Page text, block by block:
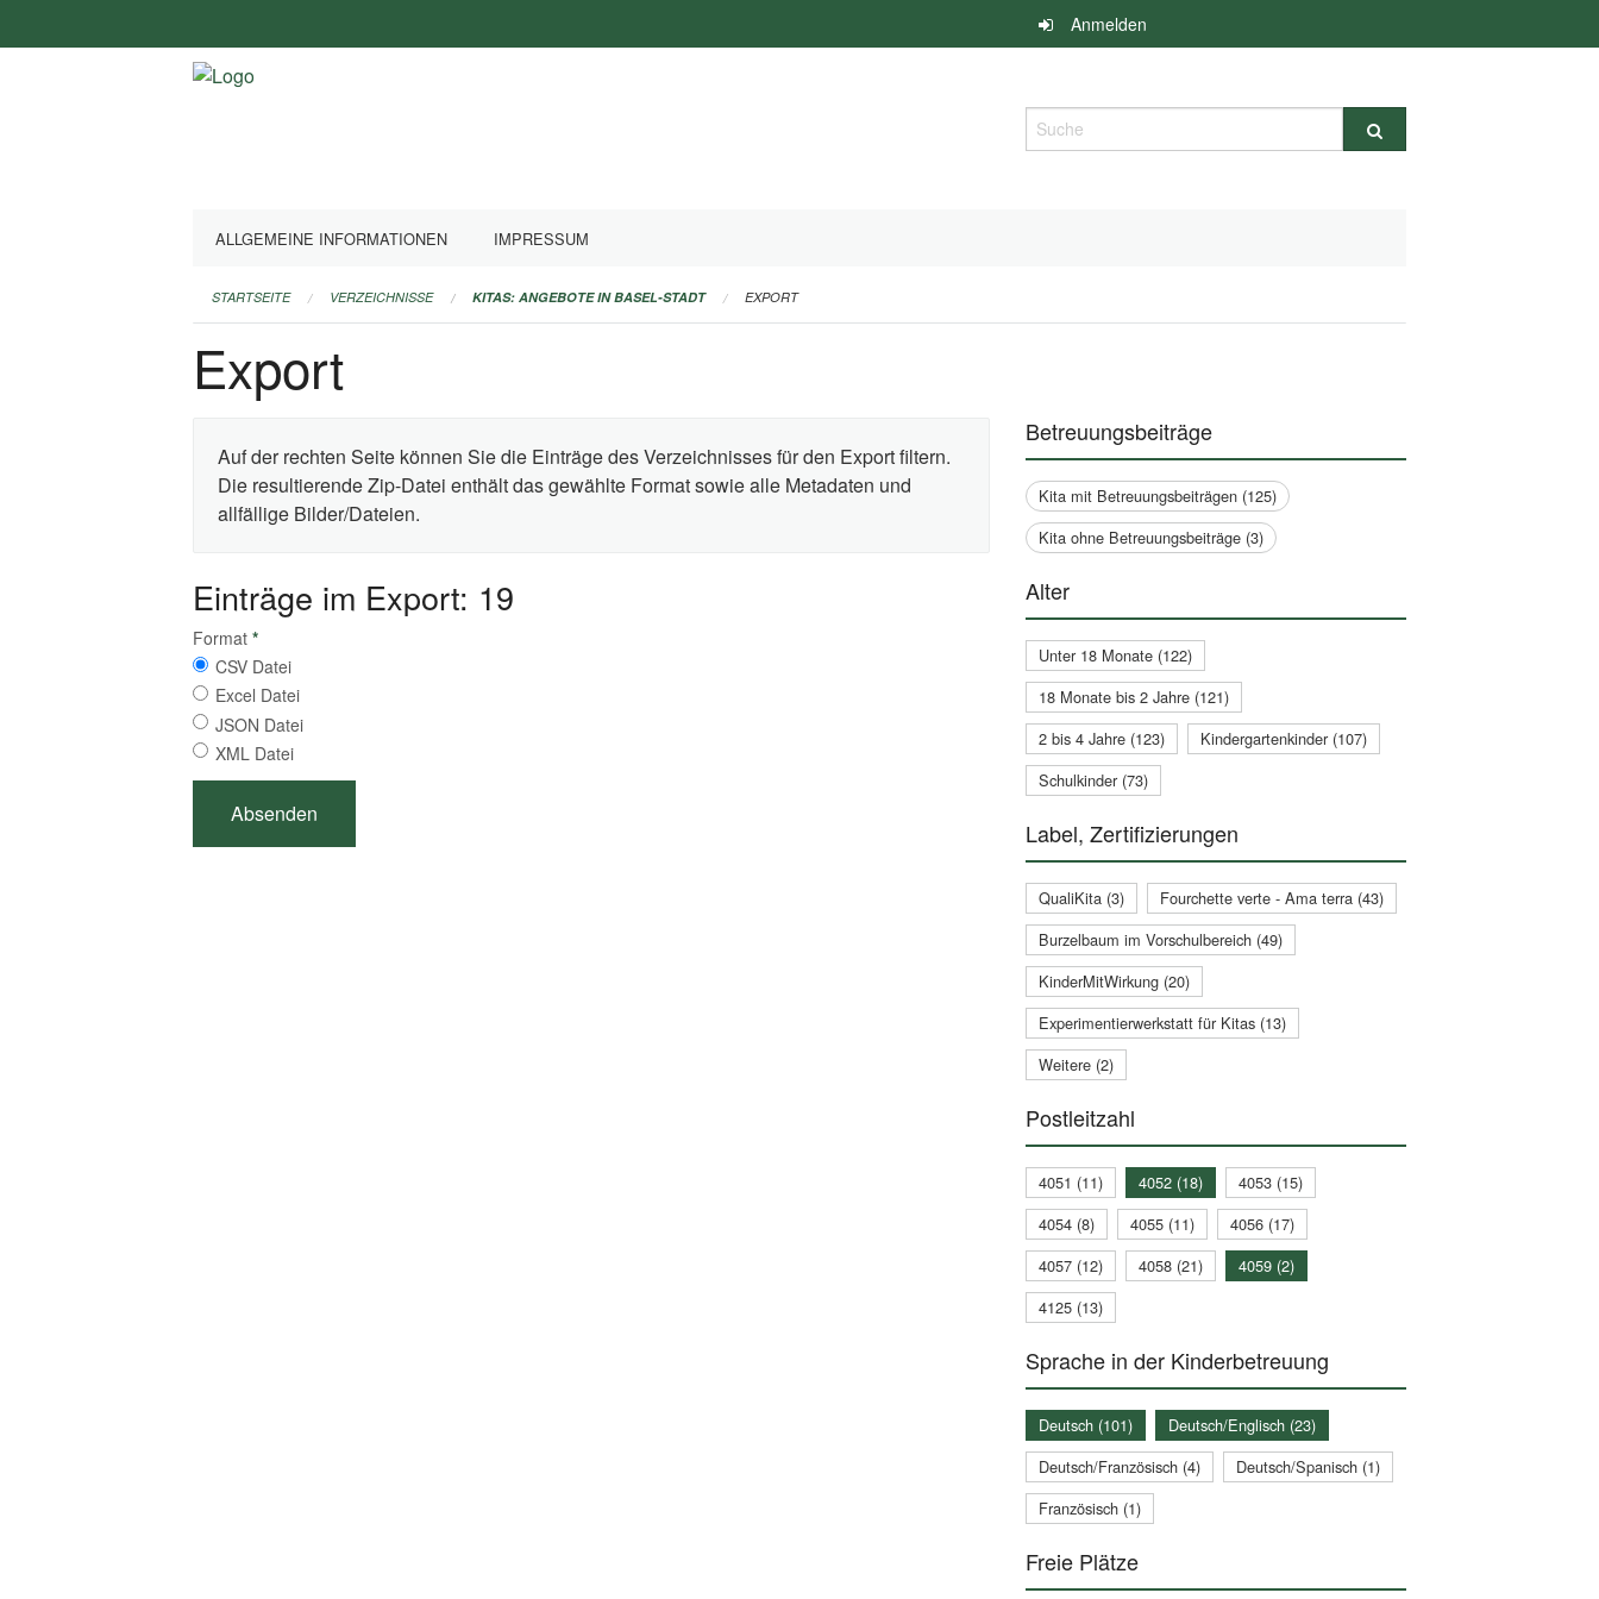
überspringen
Anmelden
Suche
ALLGEMEINE INFORMATIONEN IMPRESSUM
STARTSEITE VERZEICHNISSE KITAS: ANGEBOTE IN BASEL-STADT EXPORT
Export
Auf der rechten Seite können Sie die Einträge des Verzeichnisses für den Export filtern.
Die resultierende Zip-Datei enthält das gewählte Format sowie alle Metadaten und
allfällige Bilder/Dateien.
Einträge im Export: 19
Format *
CSV Datei
Excel Datei
JSON Datei
XML Datei
Betreuungsbeiträge
Kita mit Betreuungsbeiträgen (125)
Kita ohne Betreuungsbeiträge (3)
Alter
Unter 18 Monate (122)
18 Monate bis 2 Jahre (121)
2 bis 4 Jahre (123)
Kindergartenkinder (107)
Schulkinder (73)
Label, Zertifizierungen
QualiKita (3)
Fourchette verte - Ama terra (43)
Burzelbaum im Vorschulbereich (49)
KinderMitWirkung (20)
Experimentierwerkstatt für Kitas (13)
Weitere (2)
Postleitzahl
4051 (11) 4052 (18)
4053 (15)
4054 (8)
4055 (11)
4056 (17)
4057 (12)
4058 (21)
4059 (2)
4125 (13)
Sprache in der Kinderbetreuung
Deutsch (101)
Deutsch/Englisch (23)
Deutsch/Französisch (4)
Deutsch/Spanisch (1)
Französisch (1)
Freie Plätze